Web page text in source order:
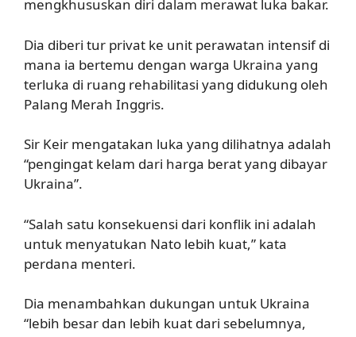
mengkhususkan diri dalam merawat luka bakar.
Dia diberi tur privat ke unit perawatan intensif di
mana ia bertemu dengan warga Ukraina yang
terluka di ruang rehabilitasi yang didukung oleh
Palang Merah Inggris.
Sir Keir mengatakan luka yang dilihatnya adalah
“pengingat kelam dari harga berat yang dibayar
Ukraina”.
“Salah satu konsekuensi dari konflik ini adalah
untuk menyatukan Nato lebih kuat,” kata
perdana menteri.
Dia menambahkan dukungan untuk Ukraina
“lebih besar dan lebih kuat dari sebelumnya,